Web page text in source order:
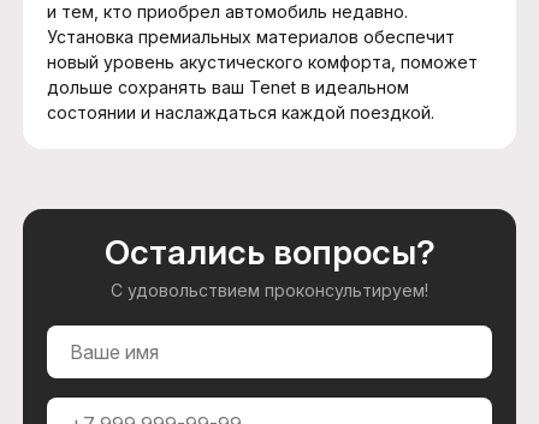
и тем, кто приобрел автомобиль недавно.
Установка премиальных материалов обеспечит
новый уровень акустического комфорта, поможет
дольше сохранять ваш Tenet в идеальном
состоянии и наслаждаться каждой поездкой.
Остались вопросы?
С удовольствием проконсультируем!